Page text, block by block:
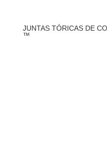
JUNTAS TÓRICAS DE
™